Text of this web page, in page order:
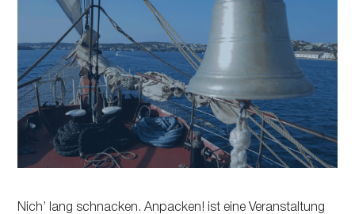
Nichʼ lang schnacken. Anpacken! ist eine Veranstaltung